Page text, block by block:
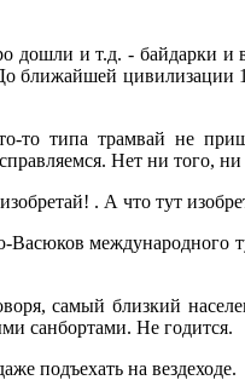
дошли и т.д. - байдарки и
ближайшей
то типа трамвай не
Нет ни того,
. А что тут
Васюков
самый близкий
санбортами. Не годится.
подъехать на вездеходе.